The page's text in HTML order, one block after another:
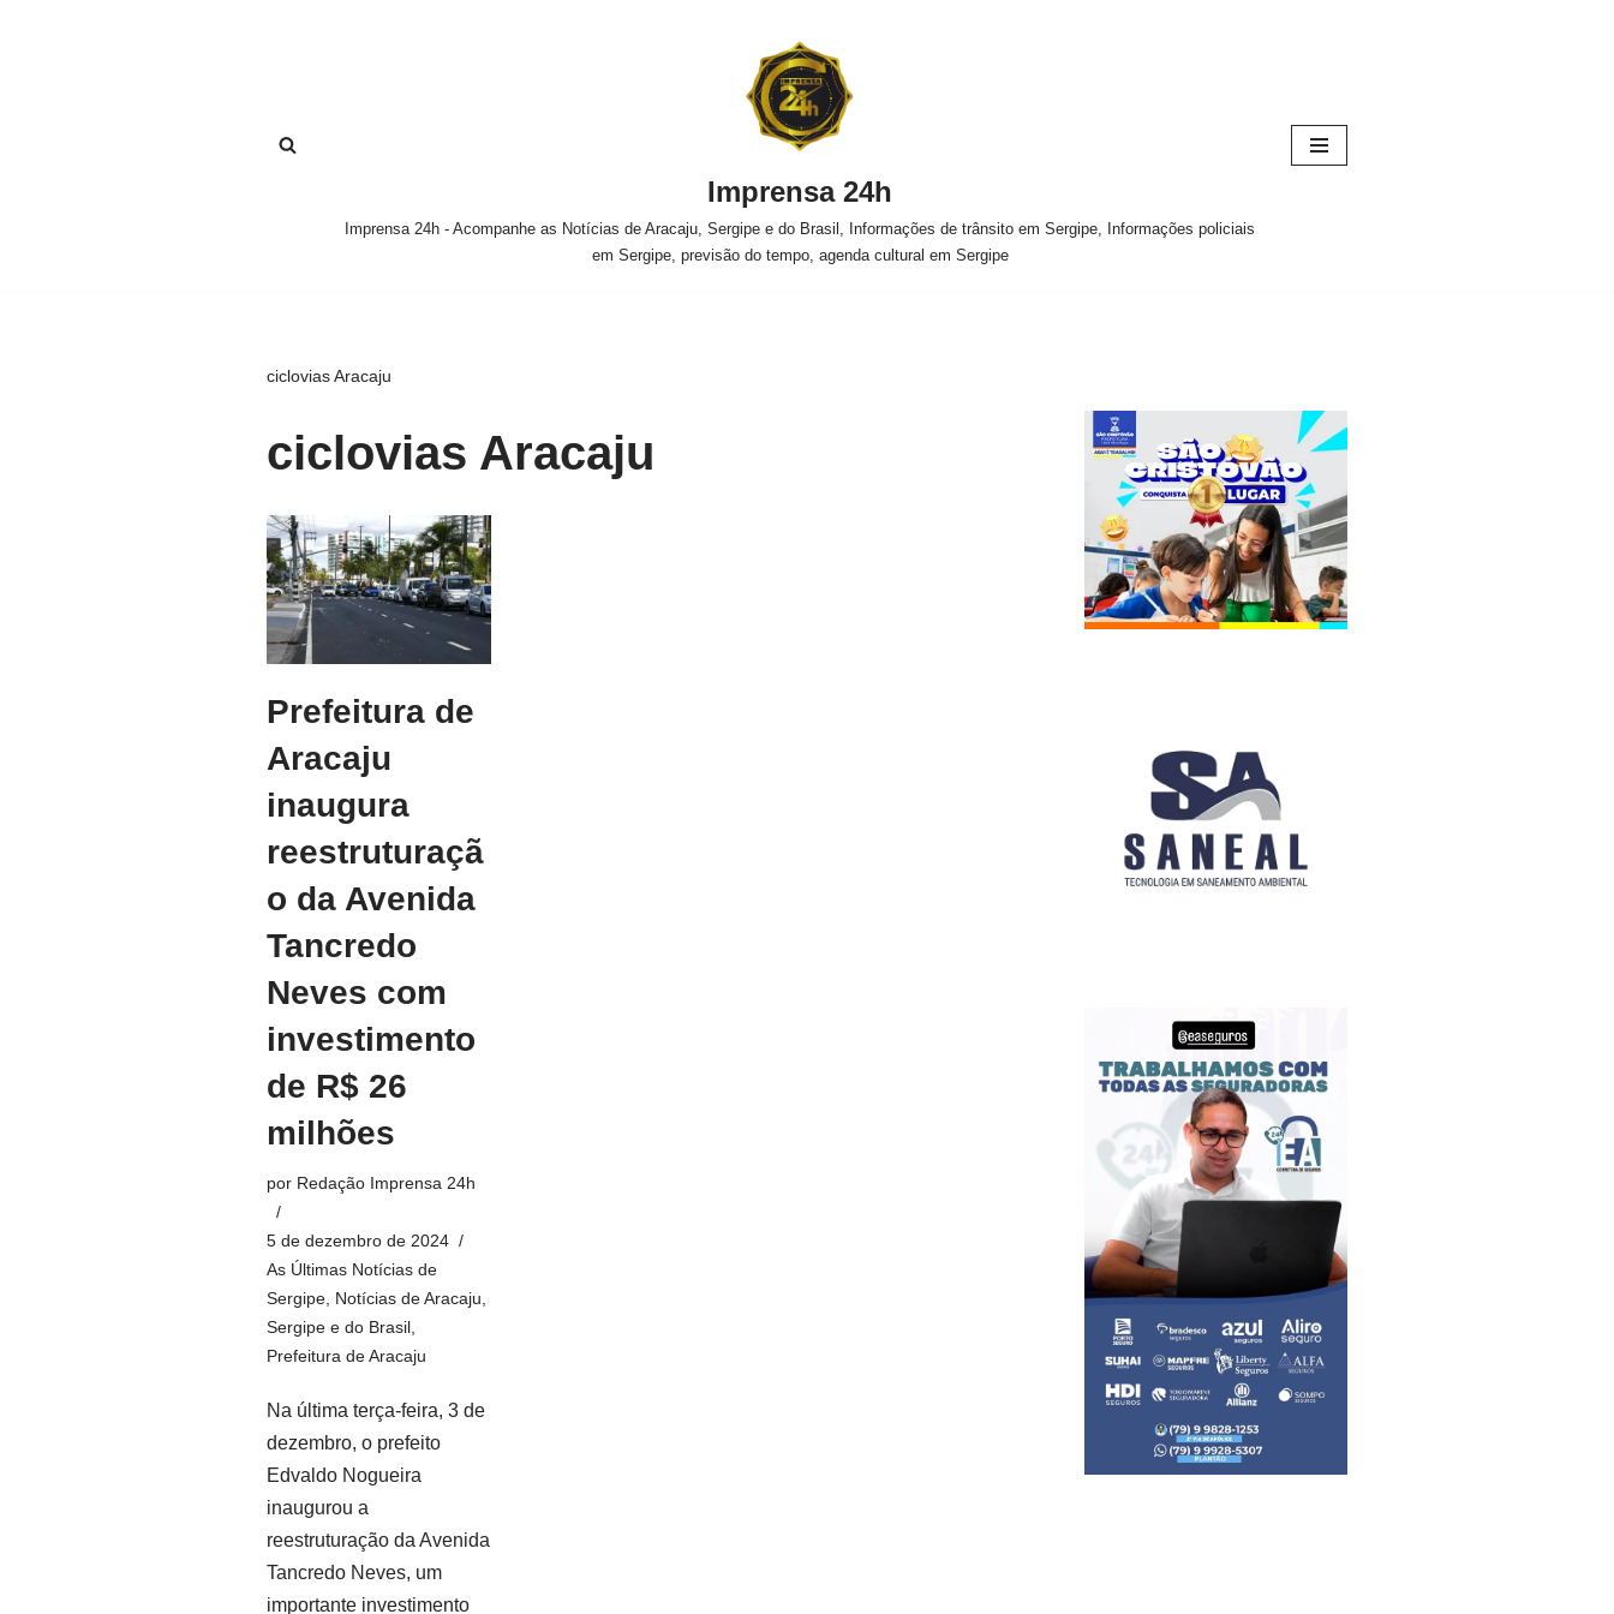
Imprensa 24h
Imprensa 24h - Acompanhe as Notícias de Aracaju, Sergipe e do Brasil, Informações de trânsito em Sergipe, Informações policiais
em Sergipe, previsão do tempo, agenda cultural em Sergipe
ciclovias Aracaju
ciclovias Aracaju
Prefeitura de
Aracaju
inaugura
reestruturaçã
o da Avenida
Tancredo
Neves com
investimento
de R$ 26
milhões
por Redação Imprensa 24h
5 de dezembro de 2024
As Últimas Notícias de
Sergipe, Notícias de Aracaju,
Sergipe e do Brasil,
Prefeitura de Aracaju
Na última terça-feira, 3 de
dezembro, o prefeito
Edvaldo Nogueira
inaugurou a
reestruturação da Avenida
Tancredo Neves, um
importante investimento